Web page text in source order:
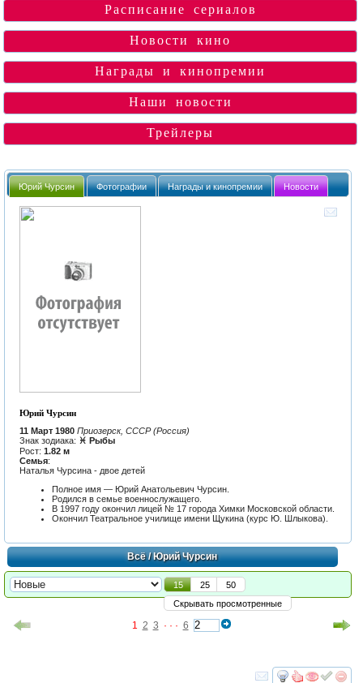
Расписание сериалов
Новости кино
Награды и кинопремии
Наши новости
Трейлеры
Юрий Чурсин Фотографии Награды и кинопремии Новости
Юрий Чурсин
11 Март 1980 Приозерск, СССР (Россия)
Знак зодиака: ♓ Рыбы
Рост: 1.82 м
Семья:
Наталья Чурсина - двое детей
Полное имя — Юрий Анатольевич Чурсин.
Родился в семье военнослужащего.
В 1997 году окончил лицей № 17 города Химки Московской области.
Окончил Театральное училище имени Щукина (курс Ю. Шлыкова).
Всё/ Юрий Чурсин
15 25
50
Скрывать просмотренные
1 2 3 · · · 6